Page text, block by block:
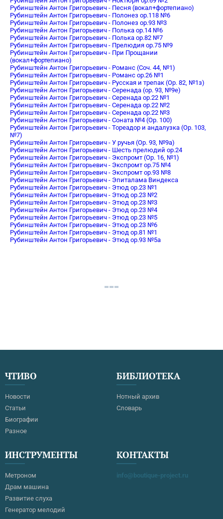
Рубинштейн Антон Григорьевич - Песня (вокал+фортепиано)
Рубинштейн Антон Григорьевич - Полонез op.118 №6
Рубинштейн Антон Григорьевич - Полонез op.93 №3
Рубинштейн Антон Григорьевич - Полька op.14 №6
Рубинштейн Антон Григорьевич - Полька op.82 №7
Рубинштейн Антон Григорьевич - Прелюдия op.75 №9
Рубинштейн Антон Григорьевич - При Прощании
(вокал+фортепиано)
Рубинштейн Антон Григорьевич - Романс (Соч. 44, №1)
Рубинштейн Антон Григорьевич - Романс op.26 №1
Рубинштейн Антон Григорьевич - Русская и трепак (Op. 82, №1з)
Рубинштейн Антон Григорьевич - Серенада (op. 93, №9е)
Рубинштейн Антон Григорьевич - Серенада op.22 №1
Рубинштейн Антон Григорьевич - Серенада op.22 №2
Рубинштейн Антон Григорьевич - Серенада op.22 №3
Рубинштейн Антон Григорьевич - Соната №4 (Op. 100)
Рубинштейн Антон Григорьевич - Тореадор и андалузка (Op. 103,
№7)
Рубинштейн Антон Григорьевич - У ручья (Op. 93, №9a)
Рубинштейн Антон Григорьевич - Шесть прелюдий op.24
Рубинштейн Антон Григорьевич - Экспромт (Op. 16, №1)
Рубинштейн Антон Григорьевич - Экспромт op.75 №4
Рубинштейн Антон Григорьевич - Экспромт op.93 №8
Рубинштейн Антон Григорьевич - Эпиталама Виндекса
Рубинштейн Антон Григорьевич - Этюд op.23 №1
Рубинштейн Антон Григорьевич - Этюд op.23 №2
Рубинштейн Антон Григорьевич - Этюд op.23 №3
Рубинштейн Антон Григорьевич - Этюд op.23 №4
Рубинштейн Антон Григорьевич - Этюд op.23 №5
Рубинштейн Антон Григорьевич - Этюд op.23 №6
Рубинштейн Антон Григорьевич - Этюд op.81 №1
Рубинштейн Антон Григорьевич - Этюд op.93 №5а
ЧТИВО
Новости
Статьи
Биографии
Разное
БИБЛИОТЕКА
Нотный архив
Словарь
ИНСТРУМЕНТЫ
Метроном
Драм машина
Развитие слуха
Генератор мелодий
КОНТАКТЫ
info@boutique-project.ru